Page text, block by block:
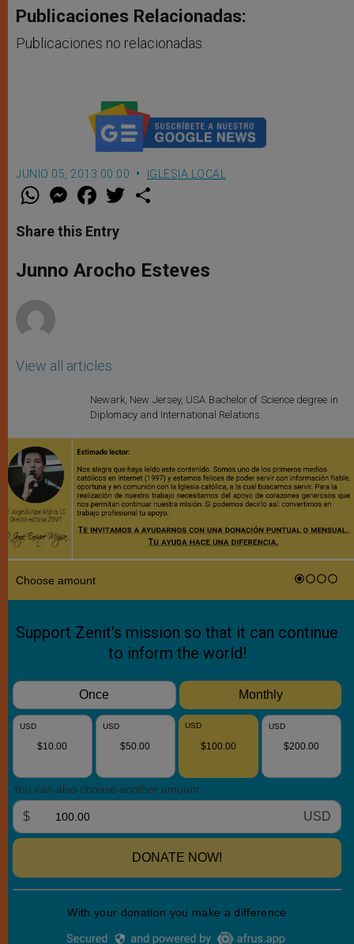
Publicaciones Relacionadas:
Publicaciones no relacionadas.
JUNIO 05, 2013 00:00 IGLESIA LOCAL
W
t
s
p
p
M
e
s
e
g
e
F
a
e
b
o
k
w
r
Share this Entry
Junno Arocho Esteves
View all articles
Newark, New Jersey, USA Bachelor of Science degree in
Diplomacy and International Relations.